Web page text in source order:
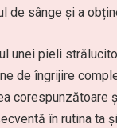
de sânge și a
unei pieli
de îngrijire
în rutina ta